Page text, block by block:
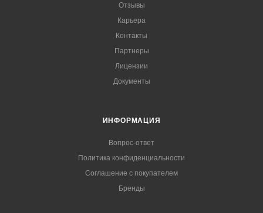
Отзывы
Карьера
Контакты
Партнеры
Лицензии
Документы
ИНФОРМАЦИЯ
Вопрос-ответ
Политика конфиденциальности
Соглашение с покупателем
Бренды